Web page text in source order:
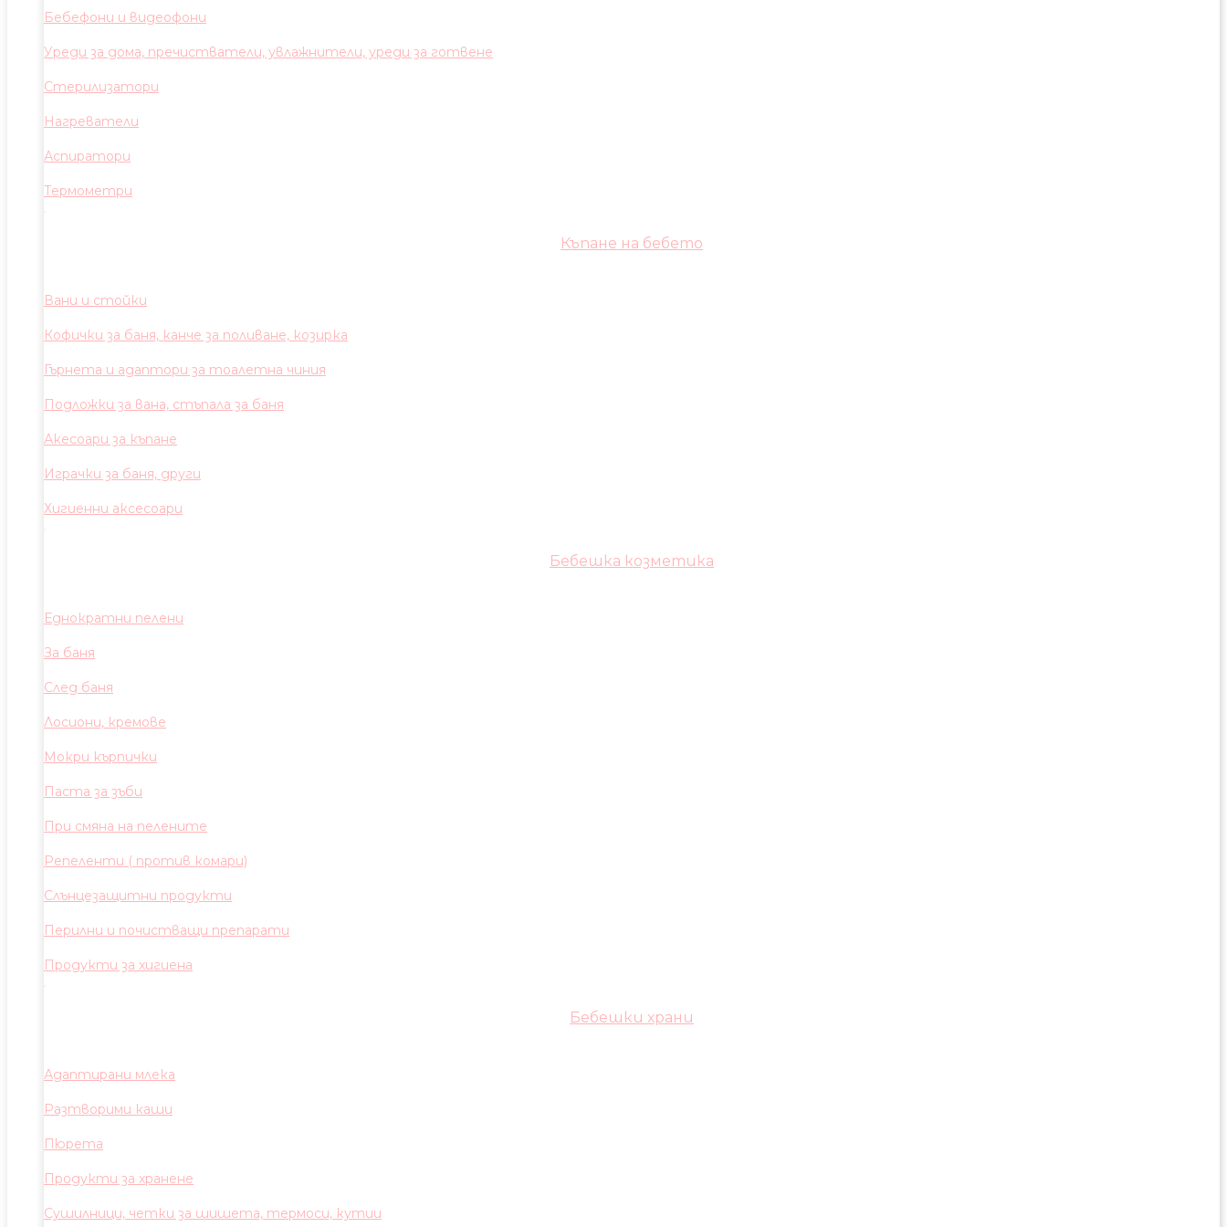
Бебефони и видеофони
Уреди за дома, пречистватели, увлажнители, уреди за готвене
Стерилизатори
Нагреватели
Аспиратори
Термометри
Къпане на бебето
Вани и стойки
Кофички за баня, канче за поливане, козирка
Гърнета и адаптори за тоалетна чиния
Подложки за вана, стъпала за баня
Акесоари за къпане
Играчки за баня, други
Хигиенни аксесоари
Бебешка козметика
Еднократни пелени
За баня
След баня
Лосиони, кремове
Мокри кърпички
Паста за зъби
При смяна на пелените
Репеленти ( против комари)
Слънцезащитни продукти
Перилни и почистващи препарати
Продукти за хигиена
Бебешки храни
Адаптирани млека
Разтворими каши
Пюрета
Продукти за хранене
Сушилници, четки за шишета, термоси, кутии